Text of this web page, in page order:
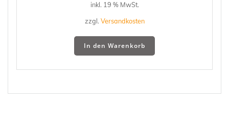
inkl. 19 % MwSt.
zzgl. Versandkosten
In den Warenkorb